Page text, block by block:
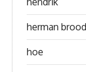
herman brood
hoe